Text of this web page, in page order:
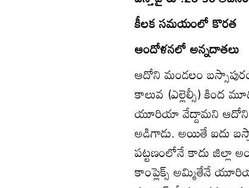
కీలక సమయంలో కొరత
ఆందోళనలో అన్నదాతలు
ఆదోని మండలం
కాలువ (ఎల్లెల్సీ) కింద
యూరియా వేద్దామని ఆదోని
అడిగాడు. అయితే ఐదు
పట్టణంలోనే కాదు జిల్లా
కాంప్లెక్స్‌ అమ్మితేనే